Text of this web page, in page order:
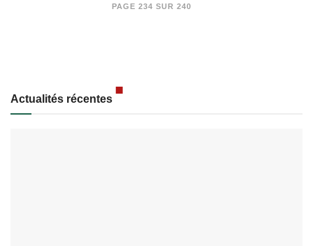
PAGE 234 SUR 240
Actualités récentes